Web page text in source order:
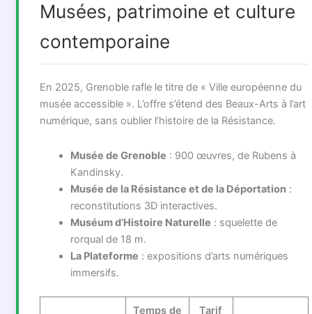
Musées, patrimoine et culture
contemporaine
En 2025, Grenoble rafle le titre de « Ville européenne du
musée accessible ». L’offre s’étend des Beaux-Arts à l’art
numérique, sans oublier l’histoire de la Résistance.
Musée de Grenoble : 900 œuvres, de Rubens à
Kandinsky.
Musée de la Résistance et de la Déportation:
reconstitutions 3D interactives.
Muséum d’Histoire Naturelle : squelette de
rorqual de 18 m.
La Plateforme : expositions d’arts numériques
immersifs.
Temps de Tarif